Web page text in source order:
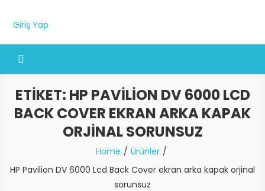
Giriş Yap
ETIKET: HP PAVILION DV 6000 LCD
BACK COVER EKRAN ARKA KAPAK
ORJINAL SORUNSUZ
Home
Ürünler
HP Pavilion DV 6000 Lcd Back Cover ekran arka kapak orjinal
sorunsuz